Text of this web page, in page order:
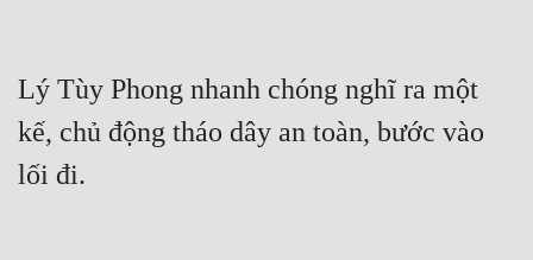
Lý Tùy Phong nhanh chóng nghĩ ra một
kế, chủ động tháo dây an toàn, bước vào